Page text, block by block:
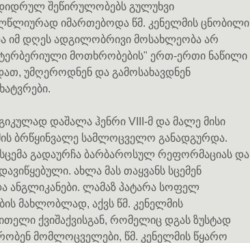
შეწირულობებს გულუხვი
იმართებოდა წმ. კენელმის ცნობილი
იმ დღეს ადგილობრივი მოსახლეობა არ
მოთხრობების" ერთ-ერთი ნაწილი
უმღეროდნენ და გამოსახავდნენ
დაშალა ჰენრი VIII-მ და მალე მისი
ბრწყინვალე სამლოცველო განადგურდა.
გადაურჩა ბარბაროსულ რეფორმაციას და
ახლა მას თაყვანს სცემენ
ლამაზ პატარა სოფელ
მახლობლად, აქვს წმ. კენელმის
ქვიშაქვისგან, რომელიც დგას ზუსტად
მომლოცველები, წმ. კენელმის წყარო